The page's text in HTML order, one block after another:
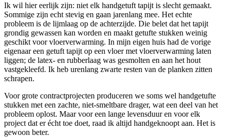
Ik wil hier eerlijk zijn: niet elk handgetuft tapijt is slecht gemaakt.
Sommige zijn echt stevig en gaan jarenlang mee. Het echte
probleem is de lijmlaag op de achterzijde. Die belet dat het tapijt
grondig gewassen kan worden en maakt getufte stukken weinig
geschikt voor vloerverwarming. In mijn eigen huis had de vorige
eigenaar een getuft tapijt op een vloer met vloerverwarming laten
liggen; de latex- en rubberlaag was gesmolten en aan het hout
vastgekleefd. Ik heb urenlang zwarte resten van de planken zitten
schrapen.
Voor grote contractprojecten produceren we soms wel handgetufte
stukken met een zachte, niet-smeltbare drager, wat een deel van het
probleem oplost. Maar voor een lange levensduur en voor elk
project dat er écht toe doet, raad ik altijd handgeknoopt aan. Het is
gewoon beter.